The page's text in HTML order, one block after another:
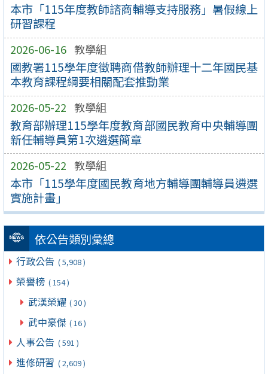
本市「115年度教師諮商輔導支持服務」暑假線上
研習課程
2026-06-16 教學組
國教署115學年度徵聘商借教師辦理十二年國民基
本教育課程綱要相關配套推動業
2026-05-22 教學組
教育部辦理115學年度教育部國民教育中央輔導團
新任輔導員第1次遴選簡章
2026-05-22 教學組
本市「115學年度國民教育地方輔導團輔導員遴選
實施計畫」
依公告類別彙總
行政公告 ( 5,908 )
榮譽榜 ( 154 )
武漢榮耀 ( 30 )
武中豪傑 ( 16 )
人事公告 ( 591 )
進修研習 ( 2,609 )